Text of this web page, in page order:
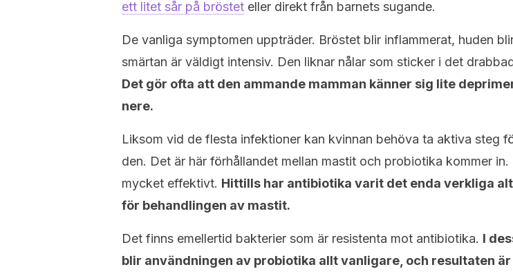
ett litet sår på bröstet eller direkt från barnets sugande.
De vanliga symptomen uppträder. Bröstet blir inflammerat, huden
smärtan är väldigt intensiv. Den liknar nålar som sticker i det
Det gör ofta att den ammande mamman känner sig lite
nere.
Liksom vid de flesta infektioner kan kvinnan behöva ta aktiva steg
den. Det är här förhållandet mellan mastit och probiotika kommer in.
mycket effektivt. Hittills har antibiotika varit det enda verkliga
för behandlingen av mastit.
Det finns emellertid bakterier som är resistenta mot antibiotika. I
blir användningen av probiotika allt vanligare, och resultaten